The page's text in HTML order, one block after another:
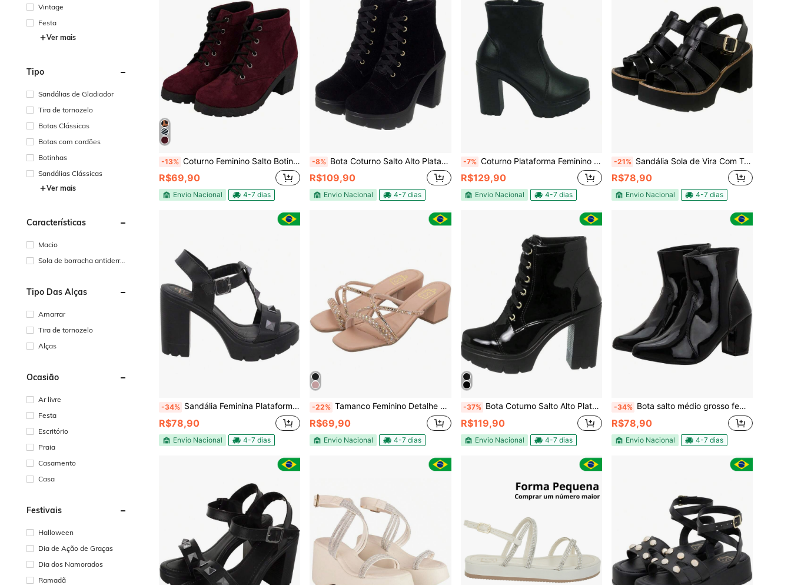
Vintage
Festa
Ver mais
Tipo
Sandálias de Gladiador
Tira de tornozelo
Botas Clássicas
Botas com cordões
Botinhas
Sandálias Clássicas
Ver mais
Características
Macio
Sola de borracha antiderra
Tipo Das Alças
Amarrar
Tira de tornozelo
Alças
Ocasião
Ar livre
Festa
Escritório
Praia
Casamento
Casa
Festivais
Halloween
Dia de Ação de Graças
Dia dos Namorados
Ramadã
-13% Coturno Feminino Salto Botinha Camurça Novidade
R$69,90
Envio Nacional 4-7 dias
-8% Bota Coturno Salto Alto Plataforma Preta Camurça botas feminina elegant confortável sapatos feminina elegante
R$109,90
Envio Nacional 4-7 dias
-7% Coturno Plataforma Feminino Detalhe Em Zíper Conforto Sintetico ou Verniz
R$129,90
Envio Nacional 4-7 dias
-21% Sandália Sola de Vira Com Três Tiras Preta Sintética
R$78,90
Envio Nacional 4-7 dias
-34% Sandália Feminina Plataforma Salto Alto 2 Tiras Spike
R$78,90
Envio Nacional 4-7 dias
-22% Tamanco Feminino Detalhe em Tiras Strass em X Salto Bloco
R$69,90
Envio Nacional 4-7 dias
-37% Bota Coturno Salto Alto Plataforma Verniz Ou Sintetico
R$119,90
Envio Nacional 4-7 dias
-34% Bota salto médio grosso feminina bico fino e zíper lateral, Bota feminina salto bloco
R$78,90
Envio Nacional 4-7 dias